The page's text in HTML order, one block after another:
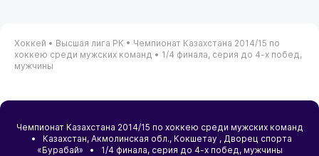
Хоккей • Высшая лига РК • Чемпионат Казахстана 2014/15 по
хоккею среди мужских команд • 1/4 финала, серия до 4-х побед,
мужчины
Чемпионат Казахстана 2014/15 по хоккею среди мужских команд
• Казахстан, Акмолинская обл., Кокшетау , Дворец спорта
«Бурабай» • 1/4 финала, серия до 4-х побед, мужчины